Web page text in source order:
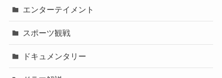
エンターテイメント
スポーツ観戦
ドキュメンタリー